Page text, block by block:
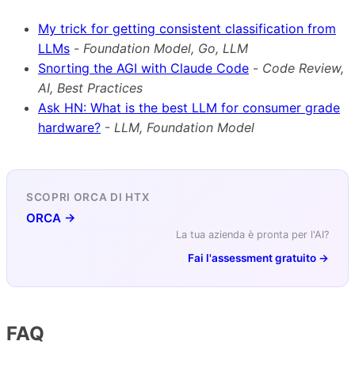
My trick for getting consistent classification from
LLMs - Foundation Model, Go, LLM
Snorting the AGI with Claude Code - Code Review,
AI, Best Practices
Ask HN: What is the best LLM for consumer grade
hardware? - LLM, Foundation Model
SCOPRI ORCA DI HTX
ORCA →
La tua azienda è pronta per l'AI?
Fai l'assessment gratuito →
FAQ